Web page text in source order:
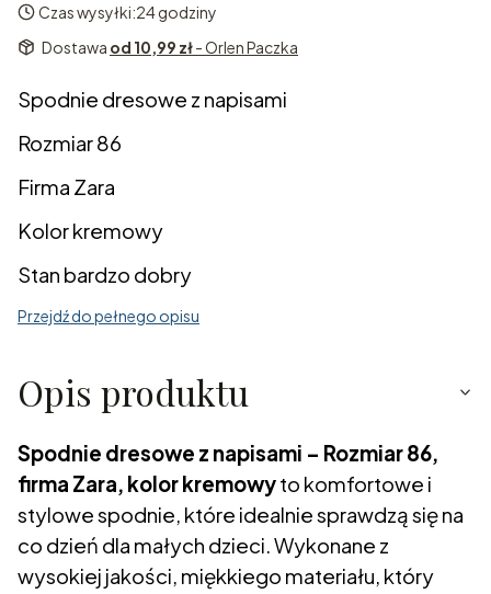
Czas wysyłki:24 godziny
Dostawa od 10,99 zł- Orlen Paczka
Spodnie dresowe z napisami
Rozmiar 86
Firma Zara
Kolor kremowy
Stan bardzo dobry
Przejdź do pełnego opisu
Opis produktu
Spodnie dresowe z napisami – Rozmiar 86,
firma Zara, kolor kremowyto komfortowe i
stylowe spodnie, które idealnie sprawdzą się na
co dzień dla małych dzieci. Wykonane z
wysokiej jakości, miękkiego materiału, który